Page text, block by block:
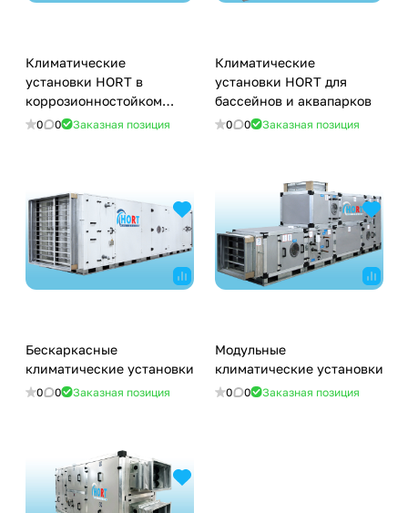
Климатические
установки HORT в
коррозионностойком
исполнении
0 0 Заказная позиция
Климатические
установки HORT для
бассейнов и аквапарков
0 0 Заказная позиция
Бескаркасные
климатические установки
0 0 Заказная позиция
Модульные
климатические установки
0 0 Заказная позиция